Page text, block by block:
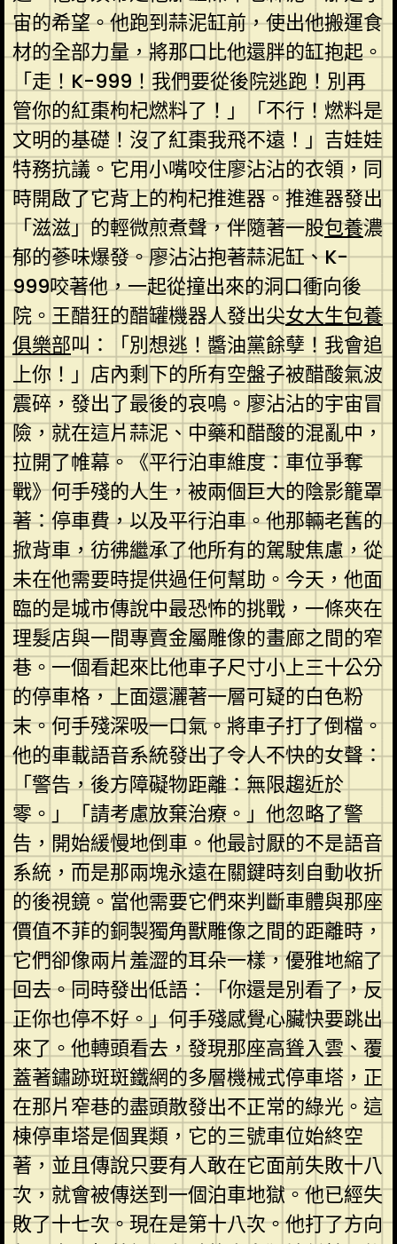
宙的希望。他跑到蒜泥缸前，使出他搬運食
材的全部力量，將那口比他還胖的缸抱起。
「走！K-999！我們要從後院逃跑！別再
管你的紅棗枸杞燃料了！」「不行！燃料是
文明的基礎！沒了紅棗我飛不遠！」吉娃娃
特務抗議。它用小嘴咬住廖沾沾的衣領，同
時開啟了它背上的枸杞推進器。推進器發出
「滋滋」的輕微煎煮聲，伴隨著一股包養濃
郁的蔘味爆發。廖沾沾抱著蒜泥缸、K-
999咬著他，一起從撞出來的洞口衝向後
院。王醋狂的醋罐機器人發出尖女大生包養
俱樂部叫：「別想逃！醬油黨餘孽！我會追
上你！」店內剩下的所有空盤子被醋酸氣波
震碎，發出了最後的哀鳴。廖沾沾的宇宙冒
險，就在這片蒜泥、中藥和醋酸的混亂中，
拉開了帷幕。《平行泊車維度：車位爭奪
戰》何手殘的人生，被兩個巨大的陰影籠罩
著：停車費，以及平行泊車。他那輛老舊的
掀背車，彷彿繼承了他所有的駕駛焦慮，從
未在他需要時提供過任何幫助。今天，他面
臨的是城市傳說中最恐怖的挑戰，一條夾在
理髮店與一間專賣金屬雕像的畫廊之間的窄
巷。一個看起來比他車子尺寸小上三十公分
的停車格，上面還灑著一層可疑的白色粉
末。何手殘深吸一口氣。將車子打了倒檔。
他的車載語音系統發出了令人不快的女聲：
「警告，後方障礙物距離：無限趨近於
零。」「請考慮放棄治療。」他忽略了警
告，開始緩慢地倒車。他最討厭的不是語音
系統，而是那兩塊永遠在關鍵時刻自動收折
的後視鏡。當他需要它們來判斷車體與那座
價值不菲的銅製獨角獸雕像之間的距離時，
它們卻像兩片羞澀的耳朵一樣，優雅地縮了
回去。同時發出低語：「你還是別看了，反
正你也停不好。」何手殘感覺心臟快要跳出
來了。他轉頭看去，發現那座高聳入雲、覆
蓋著鏽跡斑斑鐵網的多層機械式停車塔，正
在那片窄巷的盡頭散發出不正常的綠光。這
棟停車塔是個異類，它的三號車位始終空
著，並且傳說只要有人敢在它面前失敗十八
次，就會被傳送到一個泊車地獄。他已經失
敗了十七次。現在是第十八次。他打了方向